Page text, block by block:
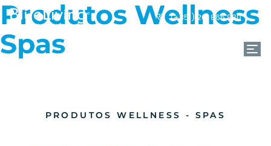
(+351) 261 866 880
Produtos Wellness
Spas
PRODUTOS WELLNESS - SPAS